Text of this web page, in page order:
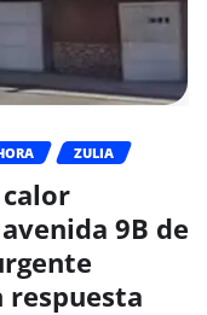
ZULIA
calor
9B de
respuesta